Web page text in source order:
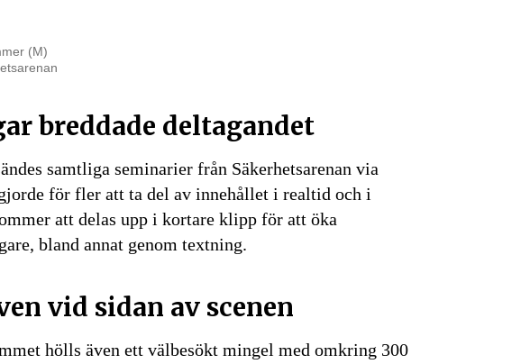
(M)
breddade deltagandet
samtliga seminarier från Säkerhetsarenan via
för fler att ta del av innehållet i realtid och i
att delas upp i kortare klipp för att öka
bland annat genom textning.
vid sidan av scenen
hölls även ett välbesökt mingel med omkring 300
Genom att klicka på "Prenumerera" ger du samtycke till att vi
sparar och använder dina personuppgifter i enlighet med vår